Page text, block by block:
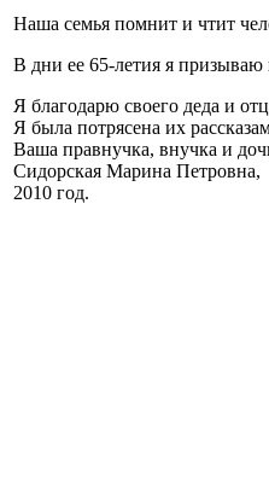
Наша семья помнит и чтит
В дни ее 65-летия я призываю
Я благодарю своего деда и
Я была потрясена их
Ваша правнучка, внучка и
Сидорская Марина Петровна,
2010 год.